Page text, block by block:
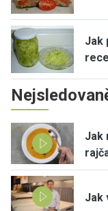
Jak
Jak
Jak